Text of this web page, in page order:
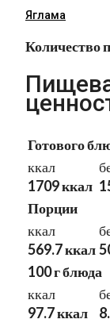
Яглама
Количество
Готового
ккал
1709 ккал
Порции
ккал
569.7 ккал
100 г блюда
ккал
97.7 ккал